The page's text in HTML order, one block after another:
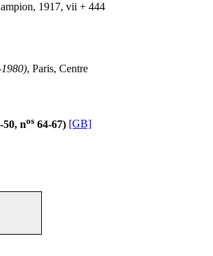
1917, vii + 444
, Paris, Centre
50, nos 64-67) [GB]